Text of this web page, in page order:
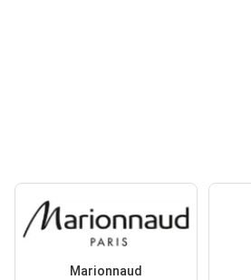
Marionnaud